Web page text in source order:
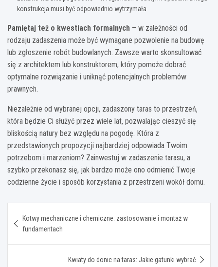
konstrukcja musi być odpowiednio wytrzymała
Pamiętaj też o kwestiach formalnych – w zależności od
rodzaju zadaszenia może być wymagane pozwolenie na budowę
lub zgłoszenie robót budowlanych. Zawsze warto skonsultować
się z architektem lub konstruktorem, który pomoże dobrać
optymalne rozwiązanie i uniknąć potencjalnych problemów
prawnych.
Niezależnie od wybranej opcji, zadaszony taras to przestrzeń,
która będzie Ci służyć przez wiele lat, pozwalając cieszyć się
bliskością natury bez względu na pogodę. Która z
przedstawionych propozycji najbardziej odpowiada Twoim
potrzebom i marzeniom? Zainwestuj w zadaszenie tarasu, a
szybko przekonasz się, jak bardzo może ono odmienić Twoje
codzienne życie i sposób korzystania z przestrzeni wokół domu.
wpisu
Kotwy mechaniczne i chemiczne: zastosowanie i montaż w
fundamentach
Kwiaty do donic na taras: Jakie gatunki wybrać